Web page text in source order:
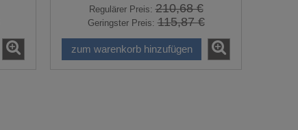
Regulärer Preis:210,68 €
Geringster Preis:115,87 €
zum warenkorb hinzufügen